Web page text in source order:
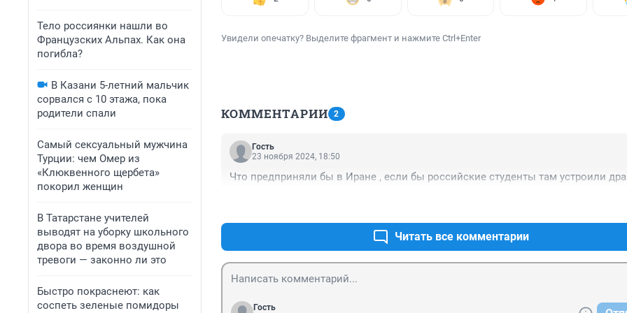
Тело россиянки нашли во
Французских Альпах. Как она
погибла?
В Казани 5-летний мальчик
сорвался с 10 этажа, пока
родители спали
Самый сексуальный мужчина
Турции: чем Омер из
«Клюквенного щербета»
покорил женщин
В Татарстане учителей
выводят на уборку школьного
двора во время воздушной
тревоги — законно ли это
Быстро покраснеют: как
соспеть зеленые помидоры
Увидели опечатку? Выделите фрагмент и нажмите Ctrl+Enter
КОММЕНТАРИИ 2
Гость
23 ноября 2024, 18:50
Что предприняли бы в Иране , если бы российские студенты там устроили
Читать все комментарии
Гость